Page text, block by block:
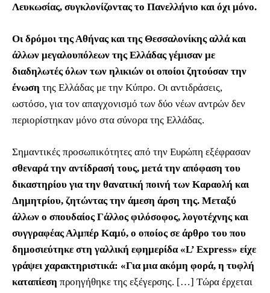
Λευκωσίας, συγκλονίζοντας το Πανελλήνιο και όχι μόνο.
Οι δρόμοι της Αθήνας και της Θεσσαλονίκης αλλά και
άλλων μεγαλουπόλεων της Ελλάδας γέμισαν με
διαδηλωτές όλων των ηλικιών οι οποίοι ζητούσαν την
ένωση της Ελλάδας με την Κύπρο. Οι αντιδράσεις,
ωστόσο, για τον απαγχονισμό των δύο νέων αντρών δεν
περιορίστηκαν μόνο στα σύνορα της Ελλάδας.
Σημαντικές προσωπικότητες από την Ευρώπη εξέφρασαν
σθεναρά την αντίδρασή τους, μετά την απόφαση του
δικαστηρίου για την θανατική ποινή των Καραολή και
Δημητρίου, ζητώντας την άμεση άρση της. Μεταξύ
άλλων ο σπουδαίος Γάλλος φιλόσοφος, λογοτέχνης και
συγγραφέας Αλμπέρ Καμύ, ο οποίος σε άρθρο του που
δημοσιεύτηκε στη γαλλική εφημερίδα «L’ Express» είχε
γράψει χαρακτηριστικά: «Για μια ακόμη φορά, η τυφλή
καταπίεση προηγήθηκε της εξέγερσης. […] Τώρα έρχεται